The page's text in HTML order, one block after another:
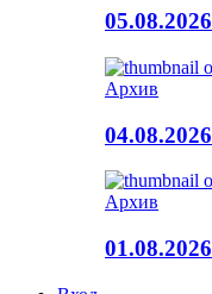
05.08.2026
Архив
04.08.2026
Архив
01.08.2026